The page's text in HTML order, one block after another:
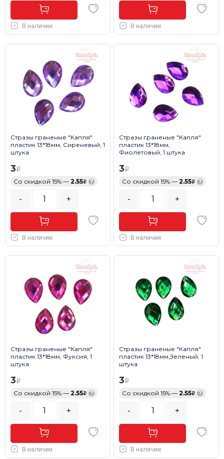
В наличии В наличии
Стразы граненые "Капля"
пластик 13*18мм, Сиреневый, 1
штука
3
Со скидкой 15% — 2.55 ?
- +
В наличии
Стразы граненые "Капля"
пластик 13*18мм,
Фиолетовый, 1 штука
3
Со скидкой 15% — 2.55 ?
- +
В наличии
Стразы граненые "Капля"
пластик 13*18мм, Фуксия, 1
штука
3
Со скидкой 15% — 2.55 ?
- +
В наличии
Стразы граненые "Капля"
пластик 13*18мм,Зеленый, 1
штука
3
Со скидкой 15% — 2.55 ?
- +
В наличии